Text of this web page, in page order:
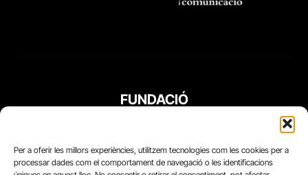
Per a oferir les millors experiències, utilitzem tecnologies com les cookies per a
processar dades com el comportament de navegació o les identificacions
FUNDACIÓ